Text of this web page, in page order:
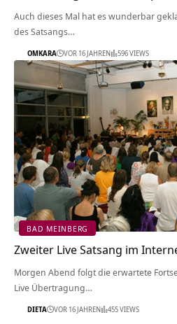
Auch dieses Mal hat es wunderbar
des Satsangs…
OMKARA VOR 16 JAHREN 596 VIEWS
BAD MEINBERG
Zweiter Live Satsang im
Morgen Abend folgt die erwartete
Live Übertragung…
DIETA VOR 16 JAHREN 455 VIEWS